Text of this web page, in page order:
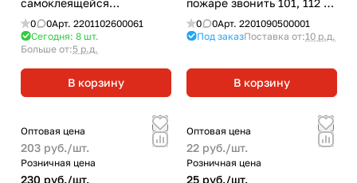
несветящейся плёнке,
150х200 НПО ПУЛЬС
0 0Арт. 2201102600061
Сегодня: 8 шт.
Больше от:5 р.д.
В корзину
самоклеящейся
несветящейся плёнке,
0 0Арт. 2201090500001
Под заказПоставка от:10 р.д.
В корзину
Оптовая цена
203 руб./шт.
Розничная цена
230 руб./шт.
Оптовая цена
22 руб./шт.
Розничная цена
25 руб./шт.